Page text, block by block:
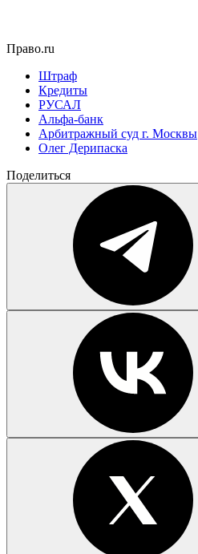
Право.ru
Штраф
Кредиты
РУСАЛ
Альфа-банк
Арбитражный суд г. Москвы
Олег Дерипаска
Поделиться